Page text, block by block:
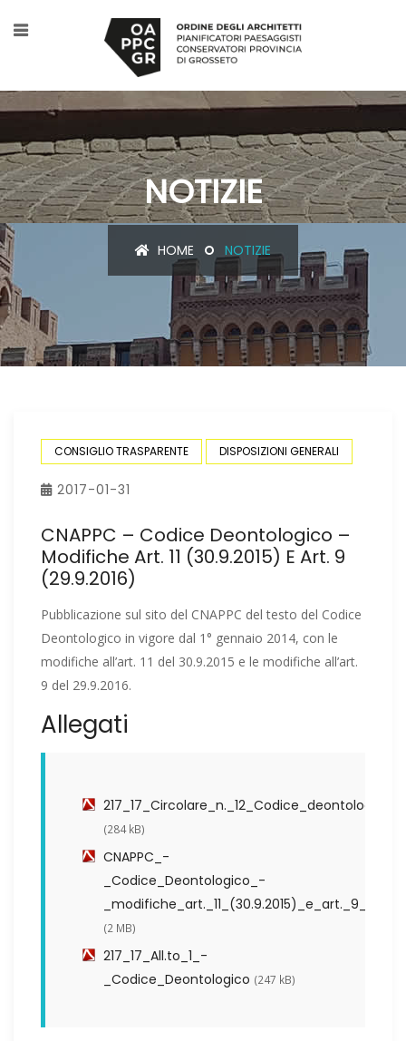
NOTIZIE
HOME NOTIZIE
CONSIGLIO TRASPARENTE DISPOSIZIONI GENERALI
2017-01-31
CNAPPC – Codice Deontologico –
Modifiche Art. 11 (30.9.2015) E Art. 9
(29.9.2016)
Pubblicazione sul sito del CNAPPC del testo del Codice
Deontologico in vigore dal 1° gennaio 2014, con le
modifiche all’art. 11 del 30.9.2015 e le modifiche all’art.
9 del 29.9.2016.
Allegati
217_17_Circolare_n._12_Codice_deontologico
(284 kB)
CNAPPC_-
_Codice_Deontologico_-
(2 MB)
217_17_All.to_1_-
_Codice_Deontologico (247 kB)